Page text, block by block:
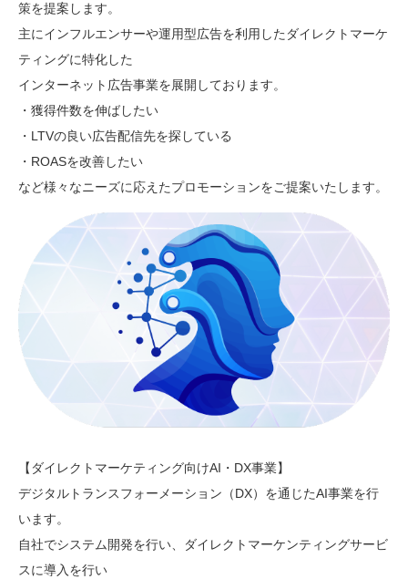
策を提案します。
主にインフルエンサーや運用型広告を利用したダイレクトマーケ
ティングに特化した
インターネット広告事業を展開しております。
・獲得件数を伸ばしたい
・LTVの良い広告配信先を探している
・ROASを改善したい
など様々なニーズに応えたプロモーションをご提案いたします。
【ダイレクトマーケティング向けAI・DX事業】
デジタルトランスフォーメーション（DX）を通じたAI事業を行
います。
自社でシステム開発を行い、ダイレクトマーケンティングサービ
スに導入を行い